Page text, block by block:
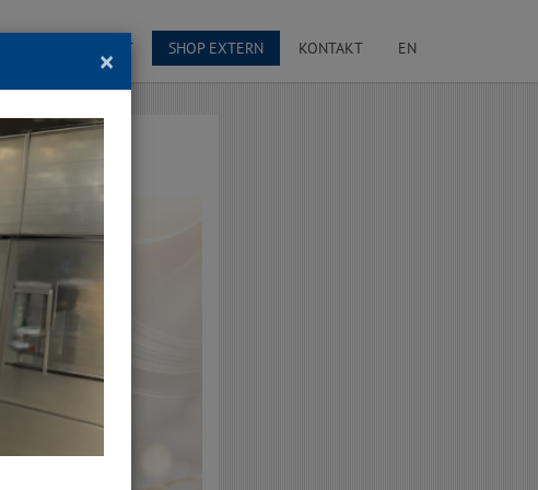
CAVIARKUNST SHOP EXTERN KONTAKT EN
×